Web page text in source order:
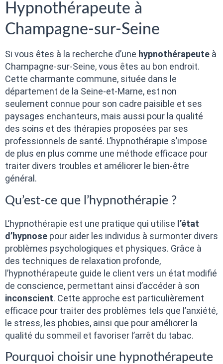
Hypnothérapeute à
Champagne-sur-Seine
Si vous êtes à la recherche d’une hypnothérapeute à
Champagne-sur-Seine, vous êtes au bon endroit.
Cette charmante commune, située dans le
département de la Seine-et-Marne, est non
seulement connue pour son cadre paisible et ses
paysages enchanteurs, mais aussi pour la qualité
des soins et des thérapies proposées par ses
professionnels de santé. L’hypnothérapie s’impose
de plus en plus comme une méthode efficace pour
traiter divers troubles et améliorer le bien-être
général.
Qu’est-ce que l’hypnothérapie ?
L’hypnothérapie est une pratique qui utilise l’état
d’hypnose pour aider les individus à surmonter divers
problèmes psychologiques et physiques. Grâce à
des techniques de relaxation profonde,
l’hypnothérapeute guide le client vers un état modifié
de conscience, permettant ainsi d’accéder à son
inconscient. Cette approche est particulièrement
efficace pour traiter des problèmes tels que l’anxiété,
le stress, les phobies, ainsi que pour améliorer la
qualité du sommeil et favoriser l’arrêt du tabac.
Pourquoi choisir une hypnothérapeute